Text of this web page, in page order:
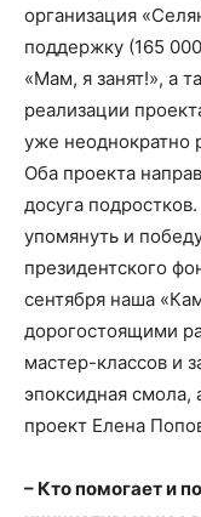
организация
поддержку (165
«Мам, я занят!», а
реализации
уже неоднократно
Оба проекта
досуга
упомянуть и
президентского
сентября наша
дорогостоящими
мастер-классов и
эпоксидная смола,
проект Елена
– Кто помогает и